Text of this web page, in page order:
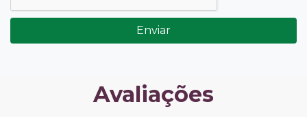
Enviar
Avaliações